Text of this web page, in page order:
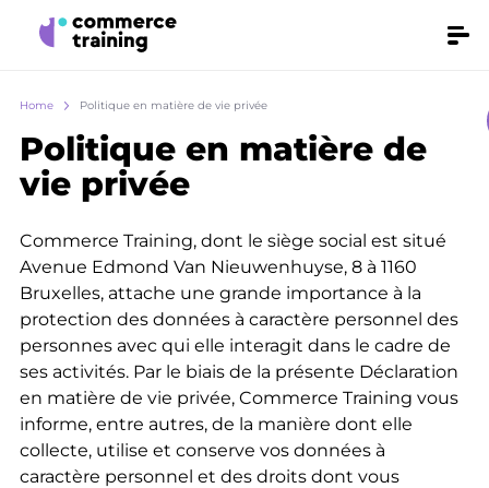
Skip
content
Make
it
Breadcrumb
Home Politique en matière de vie privée
Politique en matière de
vie privée
Commerce Training, dont le siège social est situé
Avenue Edmond Van Nieuwenhuyse, 8 à 1160
Bruxelles, attache une grande importance à la
protection des données à caractère personnel des
personnes avec qui elle interagit dans le cadre de
ses activités. Par le biais de la présente Déclaration
en matière de vie privée, Commerce Training vous
informe, entre autres, de la manière dont elle
collecte, utilise et conserve vos données à
caractère personnel et des droits dont vous